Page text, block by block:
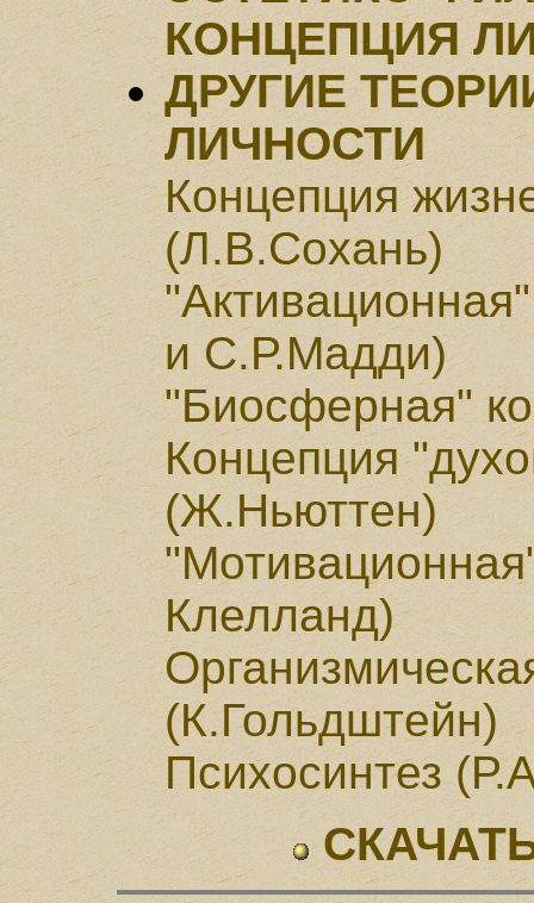
КОНЦЕПЦИЯ
ДРУГИЕ
ЛИЧНОСТИ
Концепция
(Л.В.Сохань)
и С.Р.Мадди)
"Биосферная"
Концепция
(Ж.Ньюттен)
Клелланд)
(К.Гольдштейн)
Психосинтез